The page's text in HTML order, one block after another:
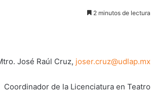
2 minutos de lectura
José Raúl Cruz, joser.cruz@udlap.mx
Coordinador de la Licenciatura en Teatro